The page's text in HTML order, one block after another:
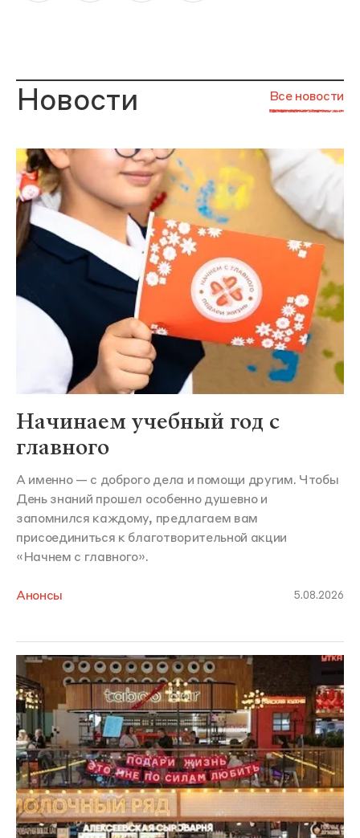
Новости Все новости
Начинаем учебный год с
главного
А именно — с доброго дела и помощи другим. Чтобы
День знаний прошел особенно душевно и
запомнился каждому, предлагаем вам
присоединиться к благотворительной акции
«Начнем с главного».
Анонсы 5.08.2026